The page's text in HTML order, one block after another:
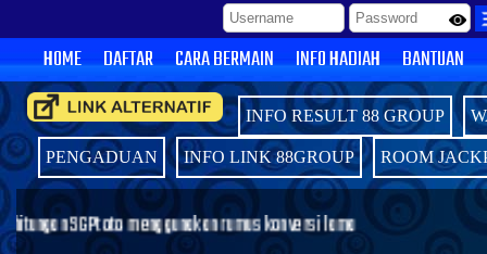
HOME DAFTAR CARA BERMAIN INFO HADIAH BANTUAN
INFO RESULT 88 GROUP
PENGADUAN INFO LINK 88GROUP ROOM